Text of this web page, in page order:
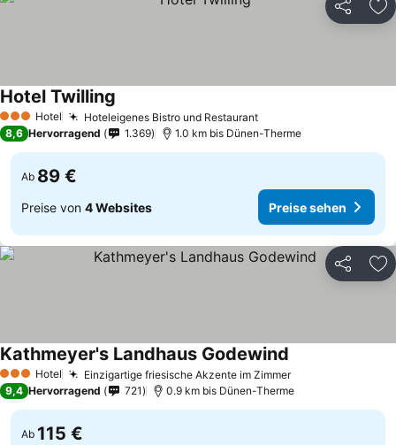
Teilen
3 SterneHotel Hoteleigenes Bistro und RestaurantPreise sehen
Hotel Twilling
8,6 Hervorragend 1.369 1.0 km bis Dünen-Therme
Ab 89 €
Preise von 4 Websites Preise sehen
Teilen
3 SterneHotel Einzigartige friesische Akzente im ZimmerPreise sehen
Kathmeyer's Landhaus Godewind
9,4 Hervorragend 721 0.9 km bis Dünen-Therme
Ab 115 €